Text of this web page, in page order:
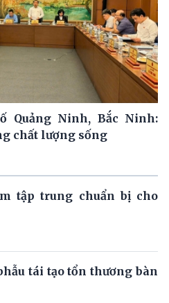
Quảng Ninh, Bắc Ninh:
chất lượng sống
tập trung chuẩn bị cho
tái tạo tổn thương bàn